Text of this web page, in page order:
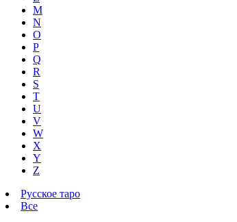
M
N
O
P
Q
R
S
T
U
V
W
X
Y
Z
Русское таро
Все